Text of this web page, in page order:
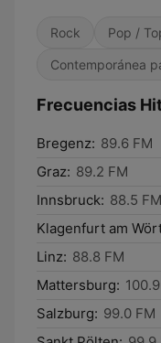
Rock Pop /
Contemporánea
Frecuencias
Bregenz: 89.6 FM
Graz: 89.2 FM
Innsbruck: 88.5 FM
Klagenfurt am
Linz: 88.8 FM
Mattersburg:
Salzburg: 99.0 FM